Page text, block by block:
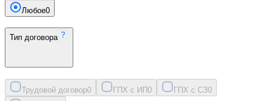
Любое0
Тип договора
Трудовой договор0 ГПХ с ИП0 ГПХ с СЗ0